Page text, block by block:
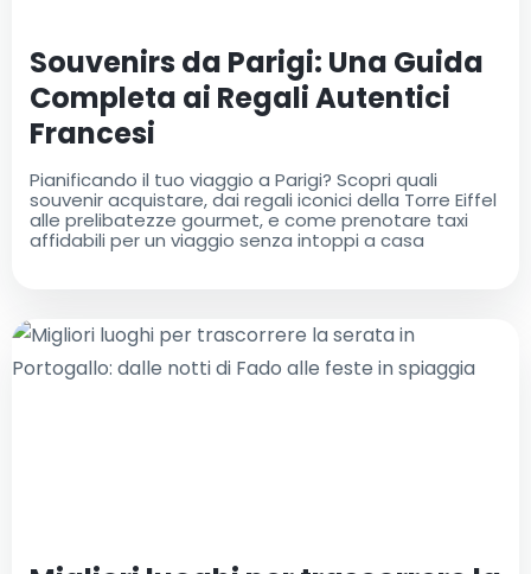
Souvenirs da Parigi: Una Guida
Completa ai Regali Autentici
Francesi
Pianificando il tuo viaggio a Parigi? Scopri quali
souvenir acquistare, dai regali iconici della Torre Eiffel
alle prelibatezze gourmet, e come prenotare taxi
affidabili per un viaggio senza intoppi a casa